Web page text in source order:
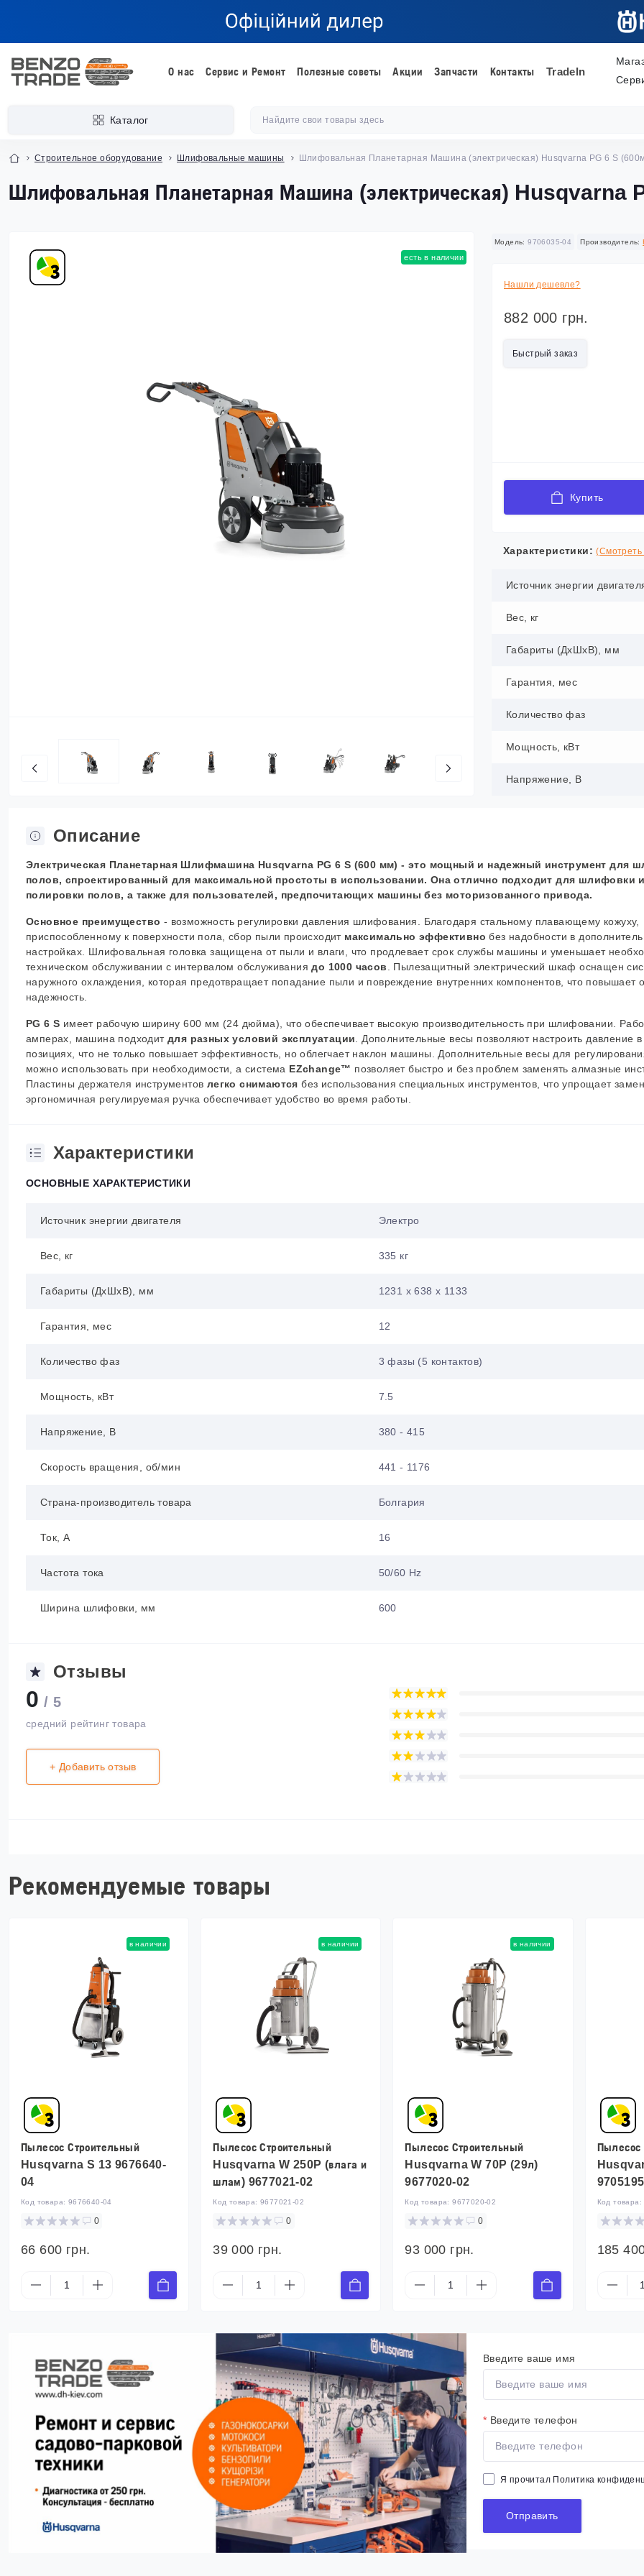
О нас Сервис и Ремонт Полезные советы Акции Запчасти Контакты TradeIn
Каталог
Строительное оборудование Шлифовальные машины Шлифовальная Планетарная Машина (электрическая) Husqvarna PG 6 S
Шлифовальная Планетарная Машина (электрическая)
есть в наличии
Модель: 9706035-04 Производитель:
Нашли дешевле?
882 000 грн.
Быстрый заказ
Купить
Характеристики: (Смотреть
Источник энергии
Вес, кг
Габариты (ДхШхВ), мм
Гарантия, мес
Количество фаз
Мощность, кВт
Напряжение, В
Описание
Электрическая Планетарная Шлифмашина Husqvarna PG 6 S (600 мм) - это мощный и надежный инструмент для
полов, спроектированный для максимальной простоты в использовании. Она отлично подходит для шлифовки и
полировки полов, а также для пользователей, предпочитающих машины без моторизованного привода.
Основное преимущество - возможность регулировки давления шлифования. Благодаря стальному плавающему кожуху,
приспособленному к поверхности пола, сбор пыли происходит максимально эффективно без надобности в
настройках. Шлифовальная головка защищена от пыли и влаги, что продлевает срок службы машины и уменьшает
техническом обслуживании с интервалом обслуживаниядо 1000 часов
. Пылезащитный электрический шкаф оснащен
наружного охлаждения, которая предотвращает попадание пыли и повреждение внутренних компонентов, что повышает
надежность.
PG 6 S имеет рабочую ширину 600 мм (24 дюйма), что обеспечивает высокую производительность при шлифовании.
амперах, машина подходит для разных условий эксплуатации . Дополнительные весы позволяют настроить давление в
позициях, что не только повышает эффективность, но облегчает наклон машины. Дополнительные весы для
можно использовать при необходимости, а система EZchange™ позволяет быстро и без проблем заменять алмазные
Пластины держателя инструментов легко снимаются без использования специальных инструментов, что упрощает
эргономичная регулируемая ручка обеспечивает удобство во время работы.
Характеристики
ОСНОВНЫЕ ХАРАКТЕРИСТИКИ
Источник энергии двигателя Электро
Вес, кг 335 кг
Габариты (ДхШхВ), мм 1231 x 638 x 1133
Гарантия, мес 12
Количество фаз 3 фазы (5 контактов)
Мощность, кВт 7.5
Напряжение, В 380 - 415
Скорость вращения, об/мин 441 - 1176
Страна-производитель товара Болгария
Ток, А 16
Частота тока 50/60 Hz
Ширина шлифовки, мм 600
Отзывы
0 / 5
средний рейтинг товара
+ Добавить отзыв
Рекомендуемые товары
в наличии
Пылесос Строительный
Husqvarna S 13 9676640-
04
Код товара: 9676640-04
0
66 600 грн.
в наличии
Пылесос Строительный
Husqvarna W 250P (влага и
шлам) 9677021-02
Код товара: 9677021-02
0
39 000 грн.
в наличии
Пылесос Строительный
Husqvarna W 70P (29л)
9677020-02
Код товара:9677020-02
0
93 000 грн.
Код товара:
185
Введите ваше имя
* Введите телефон
Я прочитал Политика
Отправить